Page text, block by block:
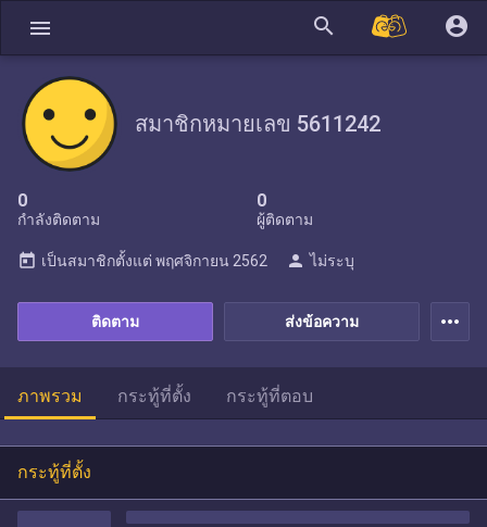
menu search account_circle
สมาชิกหมายเลข 5611242
0
กำลังติดตาม
0
ผู้ติดตาม
ส่งข้อความ
ติดตาม
today เป็นสมาชิกตั้งแต่ พฤศจิกายน 2562 person ไม่ระบุ
more_horiz
ภาพรวม กระทู้ที่ตั้ง กระทู้ที่ตอบ
กระทู้ที่ตั้ง